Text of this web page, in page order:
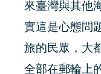
來臺灣與其他
實這是心態問
旅的民眾，大
全部在郵輪上